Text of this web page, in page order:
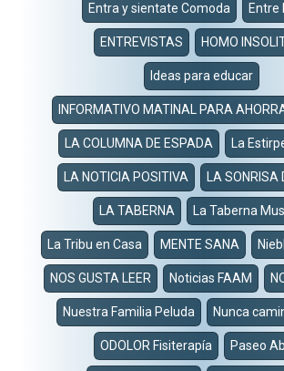
Entra y sientate Comoda Entre
ENTREVISTAS HOMO
Ideas para educar
INFORMATIVO MATINAL PARA
LA COLUMNA DE ESPADA La
LA NOTICIA POSITIVA LA SONRISA
LA TABERNA La Taberna
La Tribu en Casa MENTE SANA
NOS GUSTA LEER Noticias FAAM
Nuestra Familia Peluda Nunca
ODOLOR Fisiterapía Paseo